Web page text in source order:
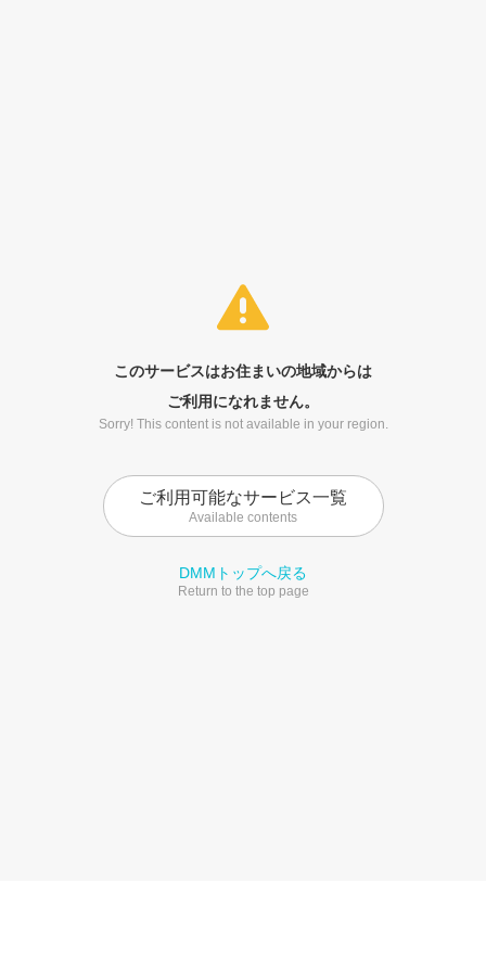
このサービスはお住まいの地域からは
ご利用になれません。
Sorry! This content is not available in your region.
ご利用可能なサービス一覧
Available contents
DMMトップへ戻る
Return to the top page